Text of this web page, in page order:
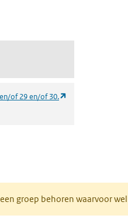
of 29 en/of 30.
groep behoren waarvoor